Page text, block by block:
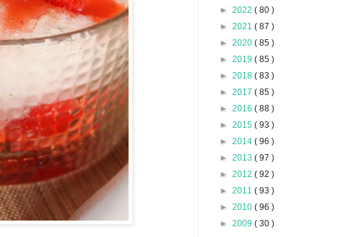
► 2022 ( 80 )
► 2021 ( 87 )
► 2020 ( 85 )
► 2019 ( 85 )
► 2018 ( 83 )
► 2017 ( 85 )
► 2016 ( 88 )
► 2015 ( 93 )
► 2014 ( 96 )
► 2013 ( 97 )
► 2012 ( 92 )
► 2011 ( 93 )
► 2010 ( 96 )
► 2009 ( 30 )